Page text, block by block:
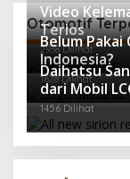
Otomotif
Video
Terios
2938 Dilihat
Belum
Indonesia?
1628 Dilihat
Daihatsu
dari Mobil
1456 Dilihat